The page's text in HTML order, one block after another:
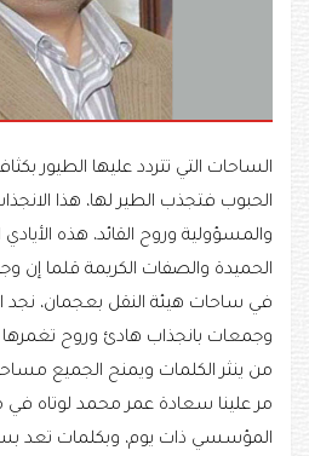
الساحات التي تتردد عليها الطيور
الحبوب فتجذب الطير لها، هذا
والمسؤولية وروح القائد، هذه الأيادي
الحميدة والصفات الكريمة قلما إن
في ساحات هيئة النقل بعجمان، نجد
وجمعات بانجذاب هادئ وروح تغمرها
من ينثر الكلمات ويمنح الجميع
مر علينا سعادة عمر محمد لوتاه في
المؤسسي ذات يوم، وبكلمات تعد